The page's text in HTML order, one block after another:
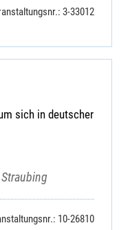
3-33012
sich in deutscher
10-26810